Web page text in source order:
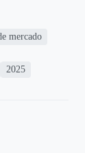
mercado
2025